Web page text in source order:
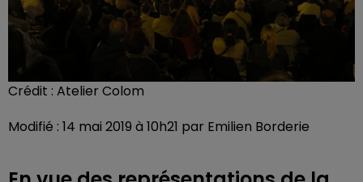
Crédit : Atelier Colom
Modifié : 14 mai 2019 à 10h21 par Emilien Borderie